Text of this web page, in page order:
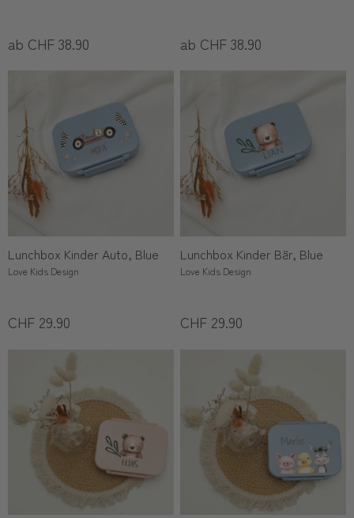
ab CHF 38.90 ab CHF 38.90
Lunchbox Kinder Auto, Blue
Love Kids Design
CHF 29.90
Lunchbox Kinder Bär, Blue
Love Kids Design
CHF 29.90